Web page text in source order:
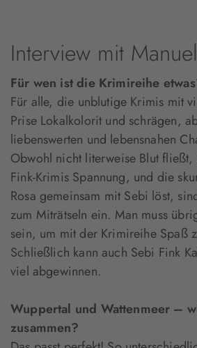
Interview mit
Für wen ist die Krimireihe
Für alle, die unblutige Krimis mit
Prise Lokalkolorit und schrägen,
liebenswerten und lebensnahen
Obwohl nicht literweise Blut fließt,
Fink-Krimis Spannung, und die
Rosa gemeinsam mit Sebi löst,
zum Miträtseln ein. Man muss
sein, um mit der Krimireihe Spaß
Schließlich kann auch Sebi Fink
viel abgewinnen.
Wuppertal und Wattenmeer –
zusammen?